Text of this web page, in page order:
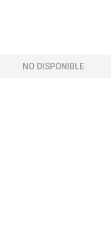
NO DISPONIBLE